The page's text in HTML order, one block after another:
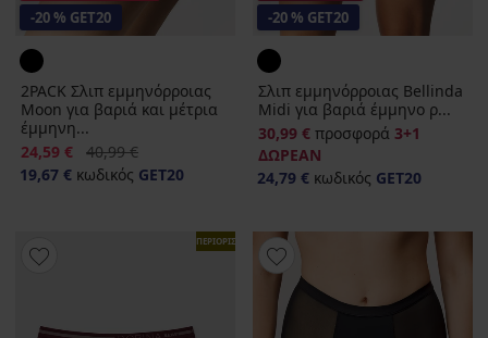
-20 % GET20
2PACK Σλιπ εμμηνόρροιας
Moon για βαριά και μέτρια
έμμηνη...
Έκπτωση
24,59 € Αρχική τιμή
40,99 €
19,67 € κωδικός GET20
-20 % GET20
Σλιπ εμμηνόρροιας Bellinda
Midi για βαριά έμμηνο ρ...
30,99 € προσφορά 3+1
ΔΩΡΕΑΝ
24,79 € κωδικός GET20
ΠΕΡΙΟΡΙΣΜΕΝΑ